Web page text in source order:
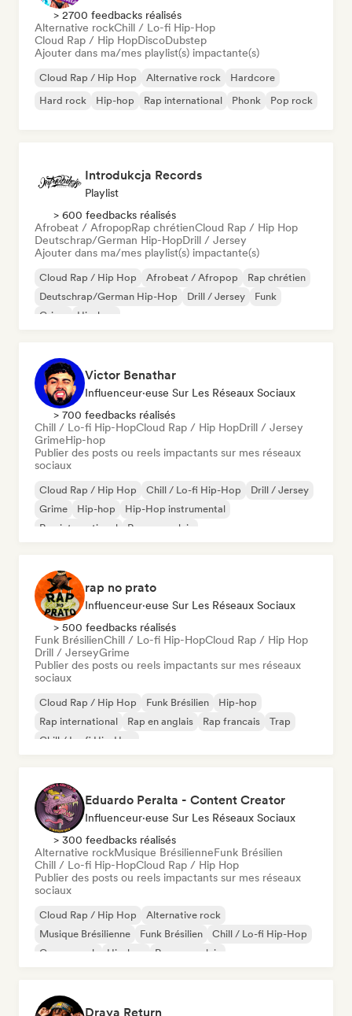
> 2700 feedbacks réalisés
Alternative rockChill / Lo-fi Hip-Hop
Cloud Rap / Hip HopDiscoDubstep
Ajouter dans ma/mes playlist(s) impactante(s)
Cloud Rap / Hip Hop Alternative rock
Hardcore
Hard rock
Hip-hop Rap international Phonk Pop rock
Introdukcja Records
Playlist
> 600 feedbacks réalisés
Afrobeat / AfropopRap chrétienCloud Rap / Hip Hop
Deutschrap/German Hip-HopDrill / Jersey
Ajouter dans ma/mes playlist(s) impactante(s)
Cloud Rap / Hip Hop Afrobeat / Afropop
Rap chrétien
Deutschrap/German Hip-Hop
Drill / Jersey
Funk
Grime
Hip-hop
Victor Benathar
Influenceur·euse Sur Les Réseaux Sociaux
> 700 feedbacks réalisés
Chill / Lo-fi Hip-HopCloud Rap / Hip HopDrill / Jersey
GrimeHip-hop
Publier des posts ou reels impactants sur mes réseaux
sociaux
Cloud Rap / Hip Hop Chill / Lo-fi Hip-Hop
Drill / Jersey
Grime
Hip-hop
Hip-Hop instrumental
Rap international
Rap en anglais
rap no prato
Influenceur·euse Sur Les Réseaux Sociaux
> 500 feedbacks réalisés
Funk BrésilienChill / Lo-fi Hip-HopCloud Rap / Hip Hop
Drill / JerseyGrime
Publier des posts ou reels impactants sur mes réseaux
sociaux
Cloud Rap / Hip Hop Funk Brésilien
Hip-hop
Rap international
Rap en anglais Rap francais
Trap
Chill / Lo-fi Hip-Hop
Eduardo Peralta - Content Creator
Influenceur·euse Sur Les Réseaux Sociaux
> 300 feedbacks réalisés
Alternative rockMusique BrésilienneFunk Brésilien
Chill / Lo-fi Hip-HopCloud Rap / Hip Hop
Publier des posts ou reels impactants sur mes réseaux
sociaux
Cloud Rap / Hip Hop
Alternative rock
Musique Brésilienne
Funk Brésilien
Chill / Lo-fi Hip-Hop
Garage rock
Hip-hop Rap en anglais
Draya Return